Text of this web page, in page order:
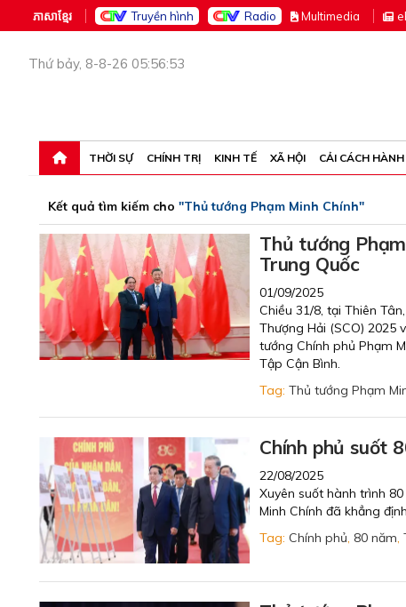
ភាសាខ្មែរ Truyền hình Radio Multimedia e
Thứ bảy, 8-8-26 05:56:53
THỜI SỰ CHÍNH TRỊ KINH TẾ XÃ HỘI CẢI CÁCH
Kết quả tìm kiếm cho "Thủ tướng Phạm Minh Chính"
Thủ tướng
Trung Quốc
01/09/2025
Chiều 31/8, tại Thiên
Thượng Hải (SCO) 2025
tướng Chính phủ Phạm
Tập Cận Bình.
Tag: Thủ tướng Phạm
Chính phủ suốt
22/08/2025
Xuyên suốt hành trình
Minh Chính đã khẳng
Tag: Chính phủ, 80 năm,